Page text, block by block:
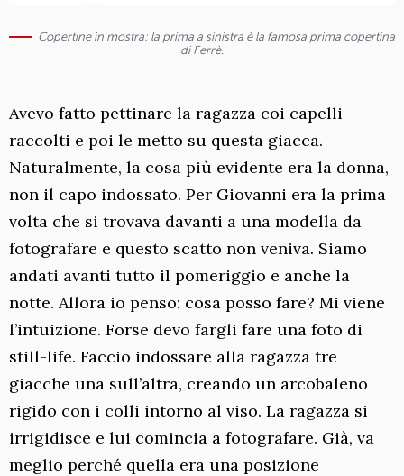
Copertine in mostra: la prima a sinistra è la famosa prima copertina
di Ferrè.
Avevo fatto pettinare la ragazza coi capelli
raccolti e poi le metto su questa giacca.
Naturalmente, la cosa più evidente era la donna,
non il capo indossato. Per Giovanni era la prima
volta che si trovava davanti a una modella da
fotografare e questo scatto non veniva. Siamo
andati avanti tutto il pomeriggio e anche la
notte. Allora io penso: cosa posso fare? Mi viene
l’intuizione. Forse devo fargli fare una foto di
still-life. Faccio indossare alla ragazza tre
giacche una sull’altra, creando un arcobaleno
rigido con i colli intorno al viso. La ragazza si
irrigidisce e lui comincia a fotografare. Già, va
meglio perché quella era una posizione